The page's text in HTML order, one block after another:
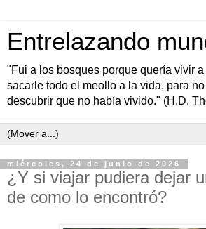
Entrelazando
"Fui a los bosques porque quería vivir
sacarle todo el meollo a la vida, para
descubrir que no había vivido." (H.D.
miércoles, 24 de junio de 2026
¿Y si viajar pudiera dejar
de como lo encontró?